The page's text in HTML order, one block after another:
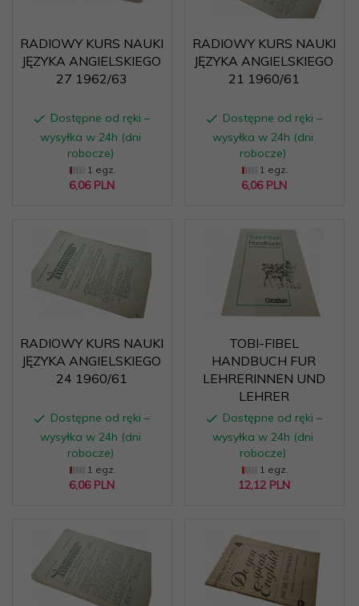
RADIOWY KURS NAUKI
JĘZYKA ANGIELSKIEGO
27 1962/63
Dostępne od ręki –
wysyłka w 24h (dni
robocze)
1 egz.
6,06 PLN
RADIOWY KURS NAUKI
JĘZYKA ANGIELSKIEGO
21 1960/61
Dostępne od ręki –
wysyłka w 24h (dni
robocze)
1 egz.
6,06 PLN
RADIOWY KURS NAUKI
JĘZYKA ANGIELSKIEGO
24 1960/61
Dostępne od ręki –
wysyłka w 24h (dni
robocze)
1 egz.
6,06 PLN
TOBI-FIBEL
HANDBUCH FUR
LEHRERINNEN UND
LEHRER
Dostępne od ręki –
wysyłka w 24h (dni
robocze)
1 egz.
12,12 PLN